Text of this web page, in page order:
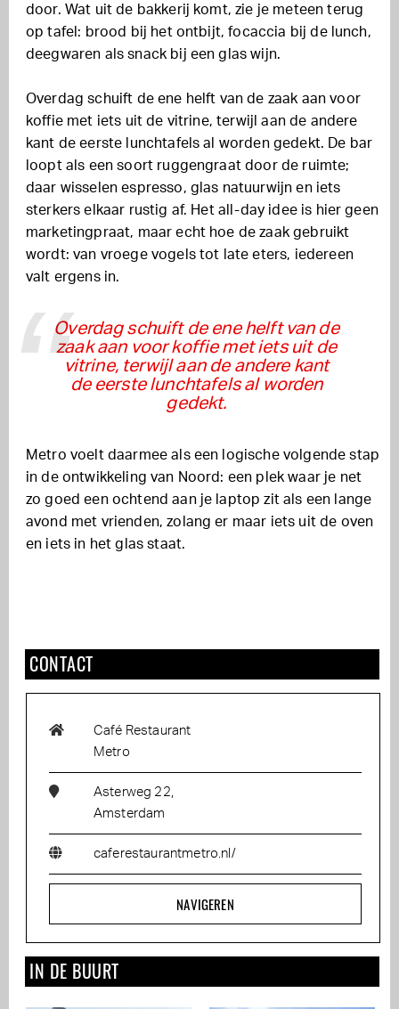
door. Wat uit de bakkerij komt, zie je meteen terug
op tafel: brood bij het ontbijt, focaccia bij de lunch,
deegwaren als snack bij een glas wijn.
Overdag schuift de ene helft van de zaak aan voor
koffie met iets uit de vitrine, terwijl aan de andere
kant de eerste lunchtafels al worden gedekt. De bar
loopt als een soort ruggengraat door de ruimte;
daar wisselen espresso, glas natuurwijn en iets
sterkers elkaar rustig af. Het all-day idee is hier geen
marketingpraat, maar echt hoe de zaak gebruikt
wordt: van vroege vogels tot late eters, iedereen
valt ergens in.
Overdag schuift de ene helft van de
zaak aan voor koffie met iets uit de
vitrine, terwijl aan de andere kant
de eerste lunchtafels al worden
gedekt.
Metro voelt daarmee als een logische volgende stap
in de ontwikkeling van Noord: een plek waar je net
zo goed een ochtend aan je laptop zit als een lange
avond met vrienden, zolang er maar iets uit de oven
en iets in het glas staat.
CONTACT
Café Restaurant
Metro
Asterweg 22,
Amsterdam
caferestaurantmetro.nl/
NAVIGEREN
IN DE BUURT